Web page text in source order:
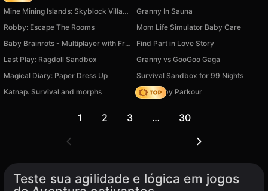
Mine Mining Islands: Skyblock Village!
Granny In Sauna
Robby: Escape The Rooms
Mom Life Simulator Baby Care
Baby Brainrots - Multiplayer with Friends!
Find Part in Love Story
Last Play: Ragdoll Sandbox
Granny vs GooGoo Gaga
Magical Diary: Paper Dress Up
Survival Sandbox for 99 Nights
Katnap. Survival and morphs
Your Obby Parkour
1 2 3 … 30
Teste sua agilidade e lógica em jogos